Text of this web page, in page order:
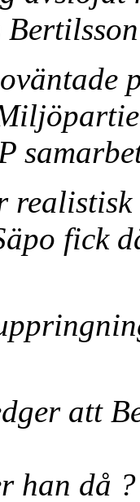
fick
att
han då ?